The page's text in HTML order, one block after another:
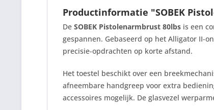
Productinformatie "SOBEK
De SOBEK Pistolenarmbrust 80lbs is een
gespannen. Gebaseerd op het Alligator II-
precisie-opdrachten op korte afstand.
Het toestel beschikt over een
afneembare handgreep voor extra
accessoires mogelijk. De glasvezel